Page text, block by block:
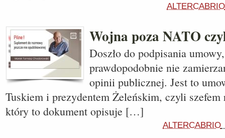
ALTERCABRIO
Wojna poza NATO
Doszło do podpisania
prawdopodobnie nie
opinii publicznej. Jest to
Tuskiem i prezydentem Żeleńskim, czyli
który to dokument opisuje […]
ALTERCABRIO